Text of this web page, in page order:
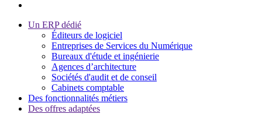
Un ERP dédié
Éditeurs de logiciel
Entreprises de Services du Numérique
Bureaux d'étude et ingénierie
Agences d’architecture
Sociétés d'audit et de conseil
Cabinets comptable
Des fonctionnalités métiers
Des offres adaptées